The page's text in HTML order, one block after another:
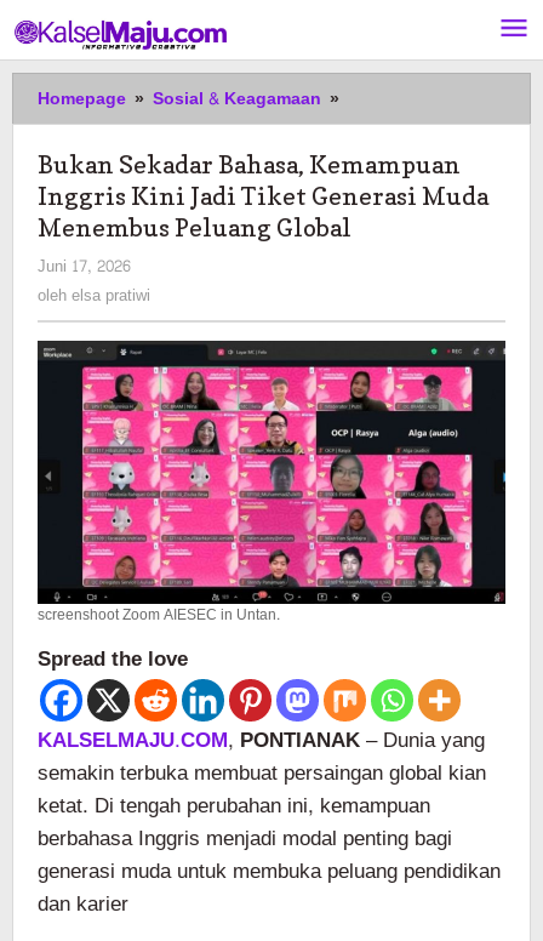
ke
konten
Homepage » Sosial & Keagamaan »
Sekadar
Kemampuan
Inggris
Kini
Muda
Menembus
Peluang
Global
Bukan Sekadar Bahasa, Kemampuan
Inggris Kini Jadi Tiket Generasi Muda
Menembus Peluang Global
Juni 17, 2026
elsa
pratiwi
olehelsa pratiwi
screenshoot Zoom AIESEC in Untan.
Spread the love
KALSELMAJU.COM, PONTIANAK– Dunia yang
semakin terbuka membuat persaingan global kian
ketat. Di tengah perubahan ini, kemampuan
berbahasa Inggris menjadi modal penting bagi
generasi muda untuk membuka peluang pendidikan
dan karier